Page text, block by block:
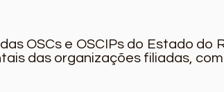
OSCs e OSCIPs do Estado
das organizações filiadas,